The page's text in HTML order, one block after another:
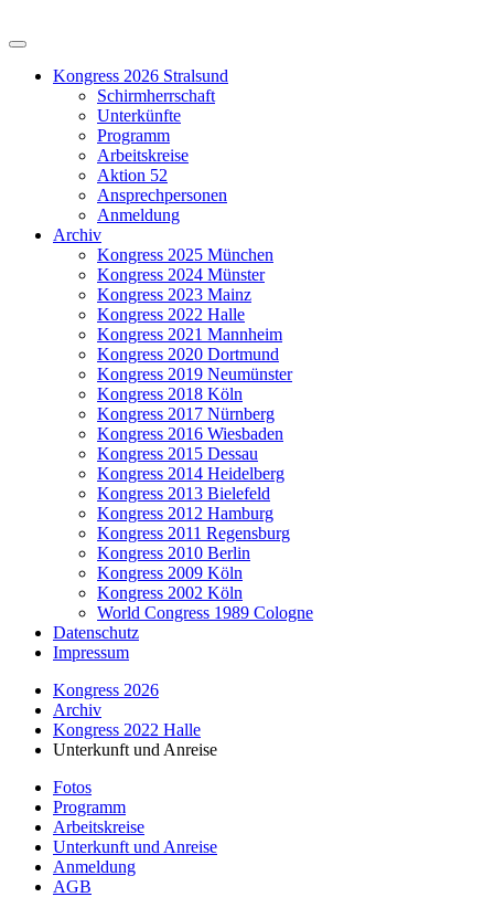
Kongress 2026 Stralsund
Schirmherrschaft
Unterkünfte
Programm
Arbeitskreise
Aktion 52
Ansprechpersonen
Anmeldung
Archiv
Kongress 2025 München
Kongress 2024 Münster
Kongress 2023 Mainz
Kongress 2022 Halle
Kongress 2021 Mannheim
Kongress 2020 Dortmund
Kongress 2019 Neumünster
Kongress 2018 Köln
Kongress 2017 Nürnberg
Kongress 2016 Wiesbaden
Kongress 2015 Dessau
Kongress 2014 Heidelberg
Kongress 2013 Bielefeld
Kongress 2012 Hamburg
Kongress 2011 Regensburg
Kongress 2010 Berlin
Kongress 2009 Köln
Kongress 2002 Köln
World Congress 1989 Cologne
Datenschutz
Impressum
Kongress 2026
Archiv
Kongress 2022 Halle
Unterkunft und Anreise
Fotos
Programm
Arbeitskreise
Unterkunft und Anreise
Anmeldung
AGB